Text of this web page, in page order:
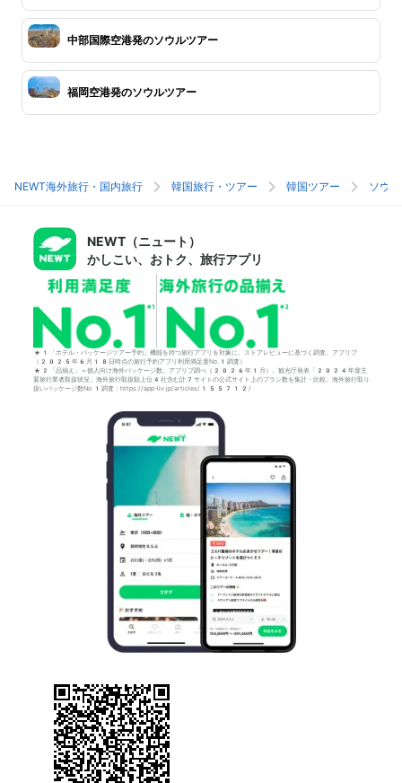
中部国際空港発のソウルツアー
福岡空港発のソウルツアー
NEWT海外旅行・国内旅行 韓国旅行・ツアー 韓国ツアー ソウ
NEWT（ニュート）
かしこい、おトク、旅行アプリ
*1「ホテル・パッケージツアー予約」機能を持つ旅行アプリを対象に、ストアレビューに基づく調査。アプリブ
（2025年6月18日時点の旅行予約アプリ利用満足度No.1調査）
*2「品揃え」＝個人向け海外パッケージ数。アプリブ調べ（2026年1月）。観光庁発表「2024年度主
要旅行業者取扱状況」海外旅行取扱額上位4社含む計7サイトの公式サイト上のプラン数を集計・比較。海外旅行取り
扱いパッケージ数No.1調査：https://app-liv.jp/articles/155712/